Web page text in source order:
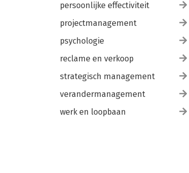
persoonlijke effectiviteit
projectmanagement
psychologie
reclame en verkoop
strategisch management
verandermanagement
werk en loopbaan